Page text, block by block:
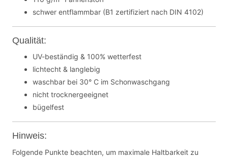
schwer entflammbar (B1 zertifiziert nach DIN 4102)
Qualität:
UV-beständig & 100% wetterfest
lichtecht & langlebig
waschbar bei 30° C im Schonwaschgang
nicht trocknergeeignet
bügelfest
Hinweis:
Folgende Punkte beachten, um maximale Haltbarkeit zu